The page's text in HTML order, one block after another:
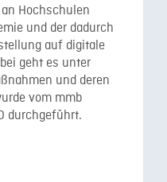
Hochschulen
und der dadurch
auf digitale
geht es unter
und deren
vom mmb
durchgeführt.